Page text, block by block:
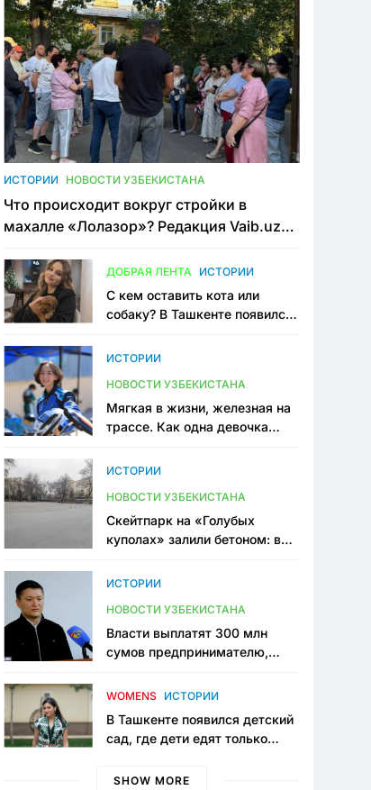
ИСТОРИИ НОВОСТИ УЗБЕКИСТАНА
Что происходит вокруг стройки в
махалле «Лолазор»? Редакция Vaib.uz
конфликта
ДОБРАЯ ЛЕНТА ИСТОРИИ
С кем оставить кота или
собаку? В Ташкенте появился
ИСТОРИИ
НОВОСТИ УЗБЕКИСТАНА
Мягкая в жизни, железная на
трассе. Как одна девочка
Узбекистане
ИСТОРИИ
НОВОСТИ УЗБЕКИСТАНА
Скейтпарк на «Голубых
куполах» залили бетоном: в
одно общественное
ИСТОРИИ
НОВОСТИ УЗБЕКИСТАНА
Власти выплатят 300 млн
сумов предпринимателю,
тюрьме по незаконному
WOMENS ИСТОРИИ
В Ташкенте появился детский
сад, где дети едят только
мама, которая устала просить
SHOW MORE